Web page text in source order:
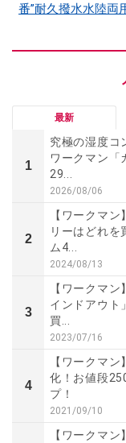
番”耐久撥水水陸両
最新
1
究極の湿度コ
ワークマン「
29...
2026/08/06
2
【ワークマ
リーはどれを
ム4...
2024/08/13
3
【ワークマ
インドアウト
買...
2023/07/16
4
【ワークマ
化！お値段
プ！
2021/09/10
【ワークマ